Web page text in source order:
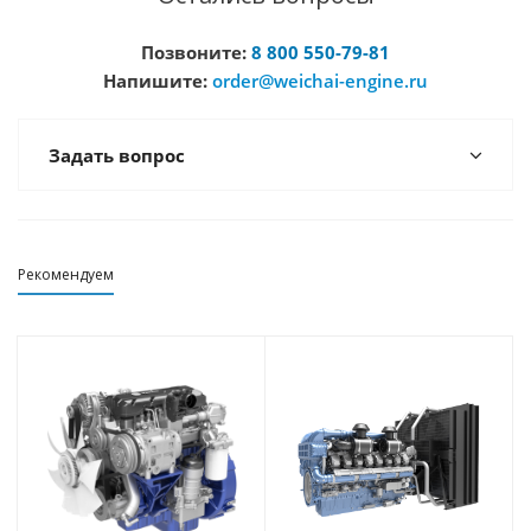
Позвоните: 8 800 550-79-81
Напишите: order@weichai-engine.ru
Задать вопрос
Рекомендуем